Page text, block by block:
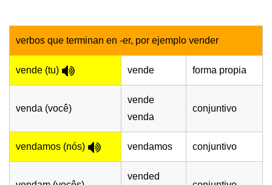
verbos que terminan en -er, por ejemplo vender
vende (tu) vende forma propia
venda (você)
vende
venda
conjuntivo
vendamos (nós) vendamos conjuntivo
vended